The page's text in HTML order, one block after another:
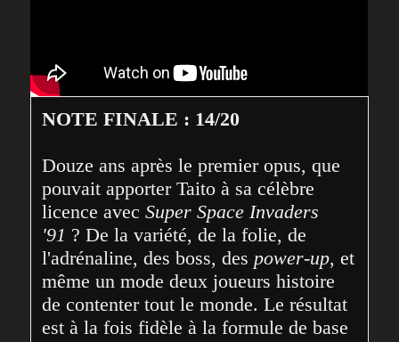
NOTE FINALE : 14/20
Douze ans après le premier opus, que
pouvait apporter Taito à sa célèbre
licence avec Super Space Invaders
'91 ? De la variété, de la folie, de
l'adrénaline, des boss, des power-up, et
même un mode deux joueurs histoire
de contenter tout le monde. Le résultat
est à la fois fidèle à la formule de base